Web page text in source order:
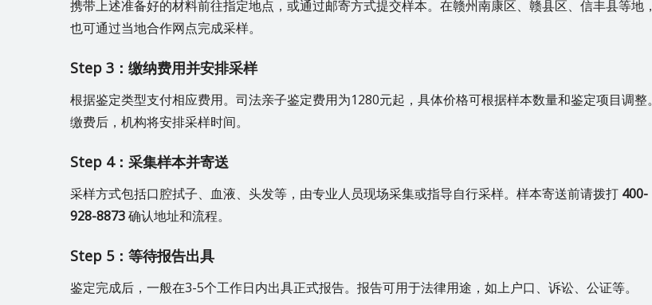
携带上述准备好的材料前往指定地点，或通过邮寄方式提交样本。在赣州南康区、赣县区、信丰县等地，
也可通过当地合作网点完成采样。
Step 3：缴纳费用并安排采样
根据鉴定类型支付相应费用。司法亲子鉴定费用为1280元起，具体价格可根据样本数量和鉴定项目调整。
缴费后，机构将安排采样时间。
Step 4：采集样本并寄送
采样方式包括口腔拭子、血液、头发等，由专业人员现场采集或指导自行采样。样本寄送前请拨打 400-
928-8873确认地址和流程。
Step 5：等待报告出具
鉴定完成后，一般在3-5个工作日内出具正式报告。报告可用于法律用途，如上户口、诉讼、公证等。